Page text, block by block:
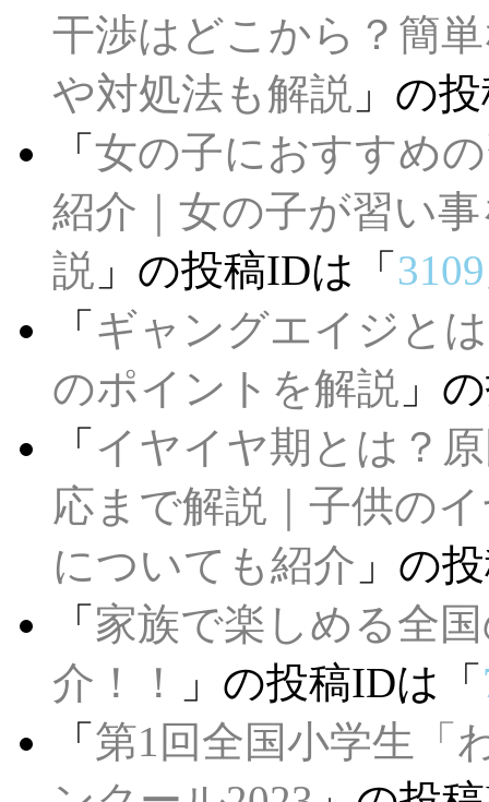
干渉はどこから？簡
や対処法も解説 」の
「 女の子におすすめ
紹介｜女の子が習い
説 」の投稿IDは「 3109
「 ギャングエイジと
のポイントを解説 」
「 イヤイヤ期とは？
応まで解説｜子供の
についても紹介 」の
「 家族で楽しめる全
介！！
」の投稿IDは「
「 第1回全国小学生「